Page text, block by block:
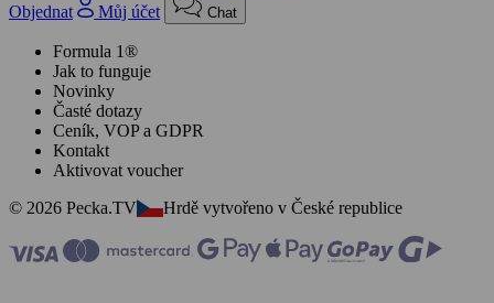
Objednat
Můj účet Chat
Formula 1®
Jak to funguje
Novinky
Časté dotazy
Ceník, VOP a GDPR
Kontakt
Aktivovat voucher
© 2026 Pecka.TV
Hrdě vytvořeno v České republice